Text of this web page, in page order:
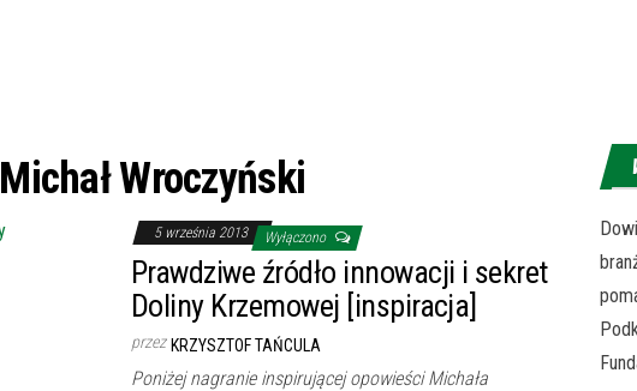
Michał Wroczyński
5 września 2013 Wyłączono
Prawdziwe źródło innowacji i sekret
Doliny Krzemowej [inspiracja]
przez KRZYSZTOF TAŃCULA
Poniżej nagranie inspirującej opowieści Michała